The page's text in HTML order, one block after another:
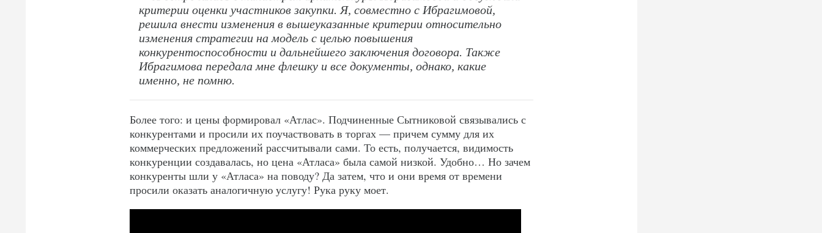
критерии оценки участников закупки. Я, совместно с Ибрагимовой,
решила внести изменения в вышеуказанные критерии относительно
изменения стратегии на модель с целью повышения
конкурентоспособности и дальнейшего заключения договора. Также
Ибрагимова передала мне флешку и все документы, однако, какие
именно, не помню.
Более того: и цены формировал «Атлас». Подчиненные Сытниковой связывались с
конкурентами и просили их поучаствовать в торгах — причем сумму для их
коммерческих предложений рассчитывали сами. То есть, получается, видимость
конкуренции создавалась, но цена «Атласа» была самой низкой. Удобно… Но зачем
конкуренты шли у «Атласа» на поводу? Да затем, что и они время от времени
просили оказать аналогичную услугу! Рука руку моет.